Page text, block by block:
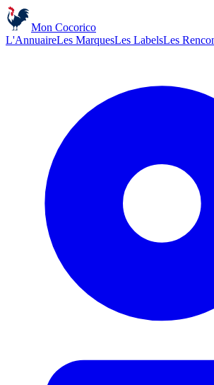
Mon Cocorico
L'AnnuaireLes MarquesLes LabelsLes